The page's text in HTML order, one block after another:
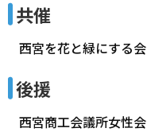
共催
西宮を花と緑にする会
後援
西宮商工会議所女性会